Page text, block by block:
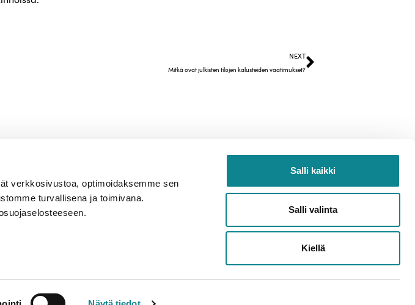
verkkosivustoa, optimoidaksemme sen
turvallisena ja toimivana.
Salli kaikki
Salli valinta
Kiellä
NEXT
Mitkä ovat julkisten tilojen kalusteiden vaatimukset?
by: WebAula.fi